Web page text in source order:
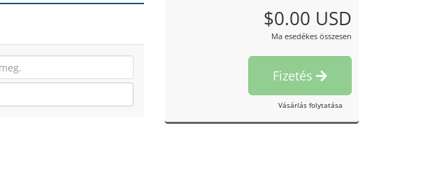
$0.00 USD
Ma esedékes összesen
Fizetés
Vásárlás folytatása